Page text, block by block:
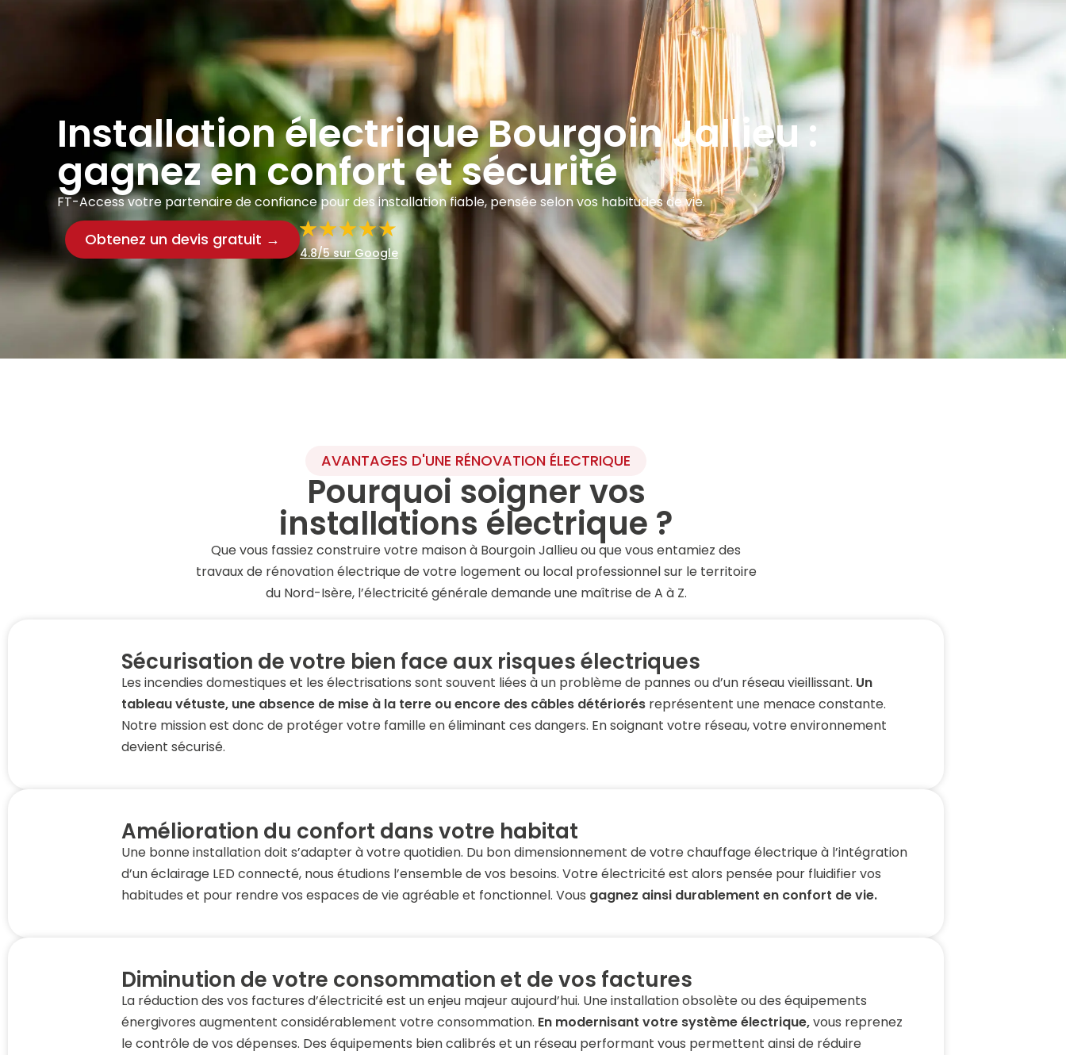
Installation électrique Bourgoin Jallieu :
gagnez en confort et sécurité
FT-Access votre partenaire de confiance pour des installation fiable, pensée selon vos habitudes de vie.
Obtenez un devis gratuit →
4.8/5 sur Google
AVANTAGES D'UNE RÉNOVATION ÉLECTRIQUE
Pourquoi soigner vos
installations électrique ?
Que vous fassiez construire votre maison à Bourgoin Jallieu ou que vous entamiez des
travaux de rénovation électrique de votre logement ou local professionnel sur le territoire
du Nord-Isère, l’électricité générale demande une maîtrise de A à Z.
Sécurisation de votre bien face aux risques électriques
Les incendies domestiques et les électrisations sont souvent liées à un problème de pannes ou d’un réseau vieillissant. Un
tableau vétuste, une absence de mise à la terre ou encore des câbles détériorés représentent une menace constante.
Notre mission est donc de protéger votre famille en éliminant ces dangers. En soignant votre réseau, votre environnement
devient sécurisé.
Amélioration du confort dans votre habitat
Une bonne installation doit s’adapter à votre quotidien. Du bon dimensionnement de votre chauffage électrique à l’intégration
d’un éclairage LED connecté, nous étudions l’ensemble de vos besoins. Votre électricité est alors pensée pour fluidifier vos
habitudes et pour rendre vos espaces de vie agréable et fonctionnel. Vous gagnez ainsi durablement en confort de vie.
Diminution de votre consommation et de vos factures
La réduction des vos factures d’électricité est un enjeu majeur aujourd’hui. Une installation obsolète ou des équipements
énergivores augmentent considérablement votre consommation. En modernisant votre système électrique,vous reprenez
le contrôle de vos dépenses. Des équipements bien calibrés et un réseau performant vous permettent ainsi de réduire